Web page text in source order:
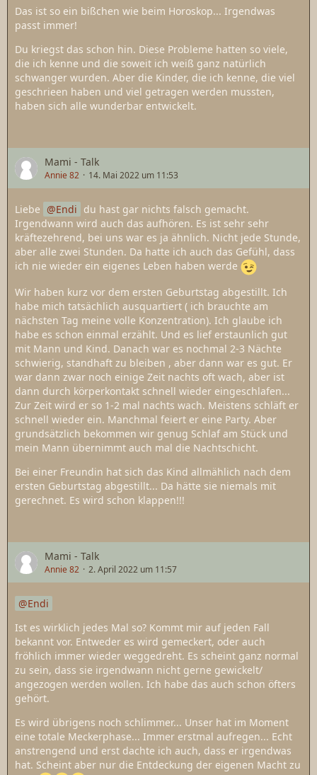
Das ist so ein bißchen wie beim Horoskop... Irgendwas
passt immer!
Du kriegst das schon hin. Diese Probleme hatten so viele,
die ich kenne und die soweit ich weiß ganz natürlich
schwanger wurden. Aber die Kinder, die ich kenne, die viel
geschrieen haben und viel getragen werden mussten,
haben sich alle wunderbar entwickelt.
Mami - Talk
Annie 82 14. Mai 2022 um 11:53
Liebe Endi du hast gar nichts falsch gemacht.
Irgendwann wird auch das aufhören. Es ist sehr sehr
kräftezehrend, bei uns war es ja ähnlich. Nicht jede Stunde,
aber alle zwei Stunden. Da hatte ich auch das Gefühl, dass
ich nie wieder ein eigenes Leben haben werde
Wir haben kurz vor dem ersten Geburtstag abgestillt. Ich
habe mich tatsächlich ausquartiert ( ich brauchte am
nächsten Tag meine volle Konzentration). Ich glaube ich
habe es schon einmal erzählt. Und es lief erstaunlich gut
mit Mann und Kind. Danach war es nochmal 2-3 Nächte
schwierig, standhaft zu bleiben , aber dann war es gut. Er
war dann zwar noch einige Zeit nachts oft wach, aber ist
dann durch körperkontakt schnell wieder eingeschlafen...
Zur Zeit wird er so 1-2 mal nachts wach. Meistens schläft er
schnell wieder ein. Manchmal feiert er eine Party. Aber
grundsätzlich bekommen wir genug Schlaf am Stück und
mein Mann übernimmt auch mal die Nachtschicht.
Bei einer Freundin hat sich das Kind allmählich nach dem
ersten Geburtstag abgestillt... Da hätte sie niemals mit
gerechnet. Es wird schon klappen!!!
Mami - Talk
Annie 82 2. April 2022 um 11:57
Endi
Ist es wirklich jedes Mal so? Kommt mir auf jeden Fall
bekannt vor. Entweder es wird gemeckert, oder auch
fröhlich immer wieder weggedreht. Es scheint ganz normal
zu sein, dass sie irgendwann nicht gerne gewickelt/
angezogen werden wollen. Ich habe das auch schon öfters
gehört.
Es wird übrigens noch schlimmer... Unser hat im Moment
eine totale Meckerphase... Immer erstmal aufregen... Echt
anstrengend und erst dachte ich auch, dass er irgendwas
hat. Scheint aber nur die Entdeckung der eigenen Macht zu